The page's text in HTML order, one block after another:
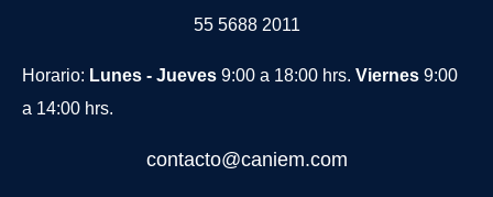
55 5688 2011
Horario: Lunes - Jueves 9:00 a 18:00 hrs. Viernes 9:00
a 14:00 hrs.
contacto@caniem.com